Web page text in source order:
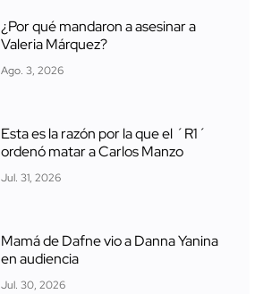
¿Por qué mandaron a asesinar a
Valeria Márquez?
Ago. 3, 2026
Esta es la razón por la que el ´R1´
ordenó matar a Carlos Manzo
Jul. 31, 2026
Mamá de Dafne vio a Danna Yanina
en audiencia
Jul. 30, 2026